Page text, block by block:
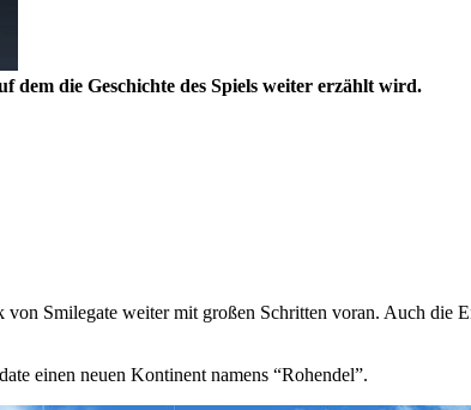
dem die Geschichte des Spiels weiter erzählt wird.
Smilegate weiter mit großen Schritten voran. Auch die
einen neuen Kontinent namens “Rohendel”.